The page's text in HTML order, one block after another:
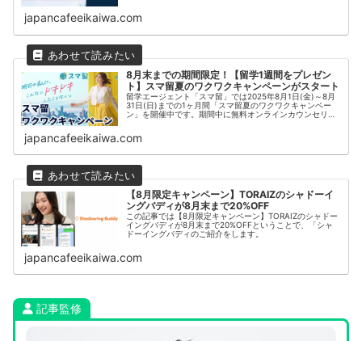
japancafeeikaiwa.com
8月末までの期間限定！【留学1週間をプレゼン
ト】スマ留夏のワクワクキャンペーンがスタート
留学エージェント「スマ留」では2025年8月1日(金)～8月
31日(日)までの1ヶ月間「スマ留夏のワクワクキャンペー
ン」を開催中です。期間中に無料オンラインカウンセリン
japancafeeikaiwa.com
【8月限定キャンペーン】TORAIZのシャドーイ
ングバディが8月末まで20%OFF
この記事では【8月限定キャンペーン】TORAIZのシャドー
イングバディが8月末まで20%OFFということで、「シャ
ドーイングバディのご紹介をします。
japancafeeikaiwa.com
記事監修